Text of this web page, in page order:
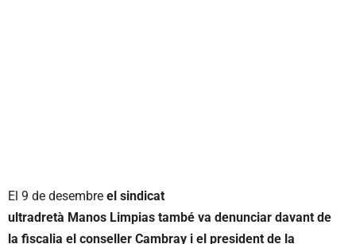
El 9 de desembre el sindicat
ultradretà Manos Limpias també va denunciar davant de
la fiscalia el conseller Cambray i el president de la